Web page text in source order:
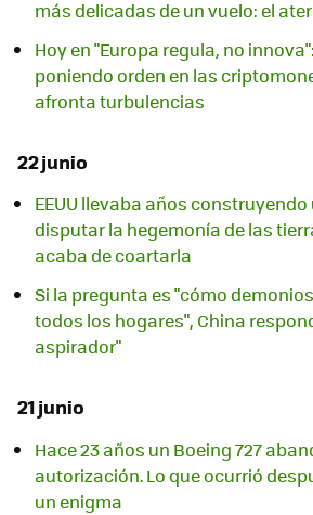
más delicadas de un vuelo: el
Hoy en "Europa regula, no
poniendo orden en las
afronta turbulencias
22 junio
EEUU llevaba años
disputar la hegemonía de las
acaba de coartarla
Si la pregunta es "cómo
todos los hogares", China
aspirador"
21 junio
Hace 23 años un Boeing 727
autorización. Lo que ocurrió
un enigma